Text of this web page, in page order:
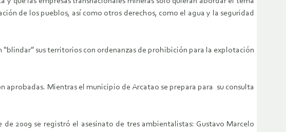
de los pueblos, así como otros derechos, como el agua y la seguridad
sus territorios con ordenanzas de prohibición para la explotación
aprobadas. Mientras el municipio de Arcatao se prepara para su consulta
2009 se registró el asesinato de tres ambientalistas: Gustavo Marcelo